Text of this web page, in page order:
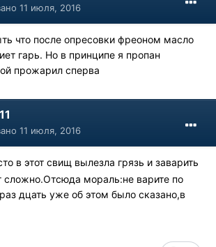
11 июля, 2016
что после опресовки фреоном масло
гарь. Но в принципе я пропан
прожарил сперва
11 июля, 2016
в этот свищ вылезла грязь и заварить
сложно.Отсюда мораль:не варите по
дцать уже об этом было сказано,в